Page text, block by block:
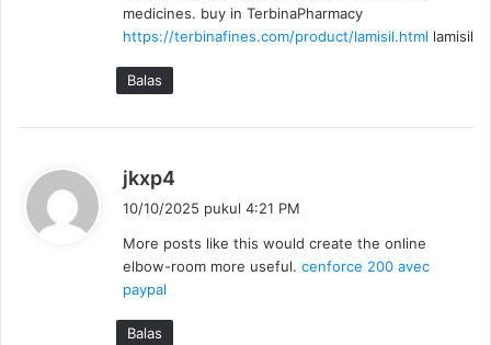
medicines. buy in TerbinaPharmacy
https://terbinafines.com/product/lamisil.html lamisil
Balas
jkxp4
k
a
10/10/2025 pukul 4:21 PM
More posts like this would create the online
elbow-room more useful. cenforce 200 avec
paypal
Balas